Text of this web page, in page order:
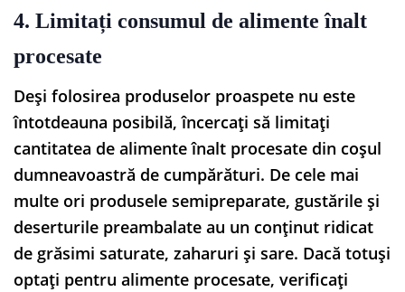
4. Limitați consumul de alimente înalt
procesate
Deși folosirea produselor proaspete nu este
întotdeauna posibilă, încercați să limitați
cantitatea de alimente înalt procesate din coșul
dumneavoastră de cumpărături. De cele mai
multe ori produsele semipreparate, gustările și
deserturile preambalate au un conținut ridicat
de grăsimi saturate, zaharuri și sare. Dacă totuși
optați pentru alimente procesate, verificați